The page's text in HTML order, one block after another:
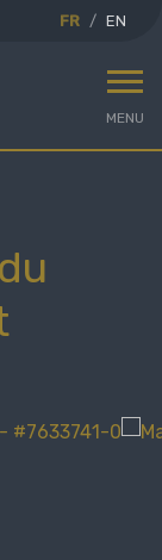
FR EN
MENU